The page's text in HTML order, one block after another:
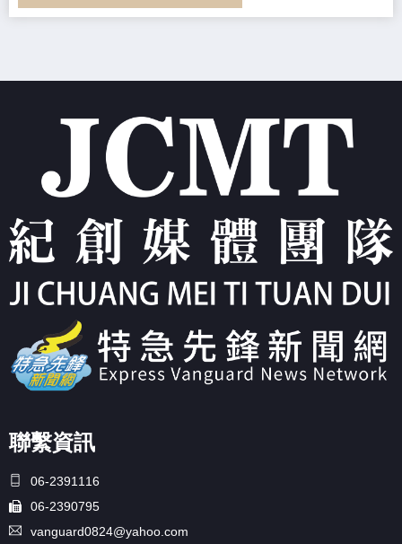
聯繫資訊
06-2391116
06-2390795
vanguard0824@yahoo.com